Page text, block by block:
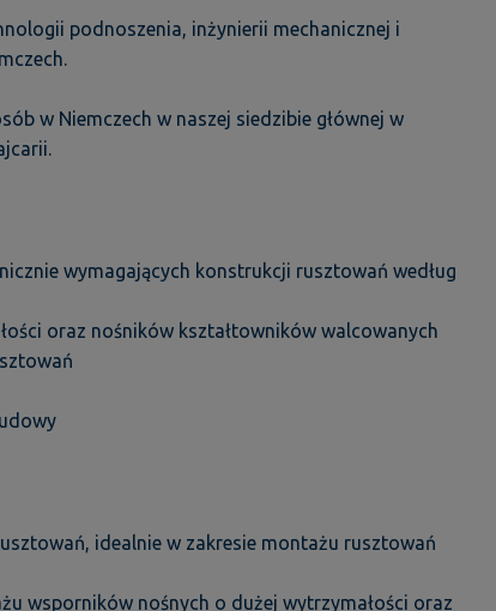
podnoszenia, inżynierii mechanicznej i
w Niemczech w naszej siedzibie głównej w
wymagających konstrukcji rusztowań według
oraz nośników kształtowników walcowanych
idealnie w zakresie montażu rusztowań
wsporników nośnych o dużej wytrzymałości oraz